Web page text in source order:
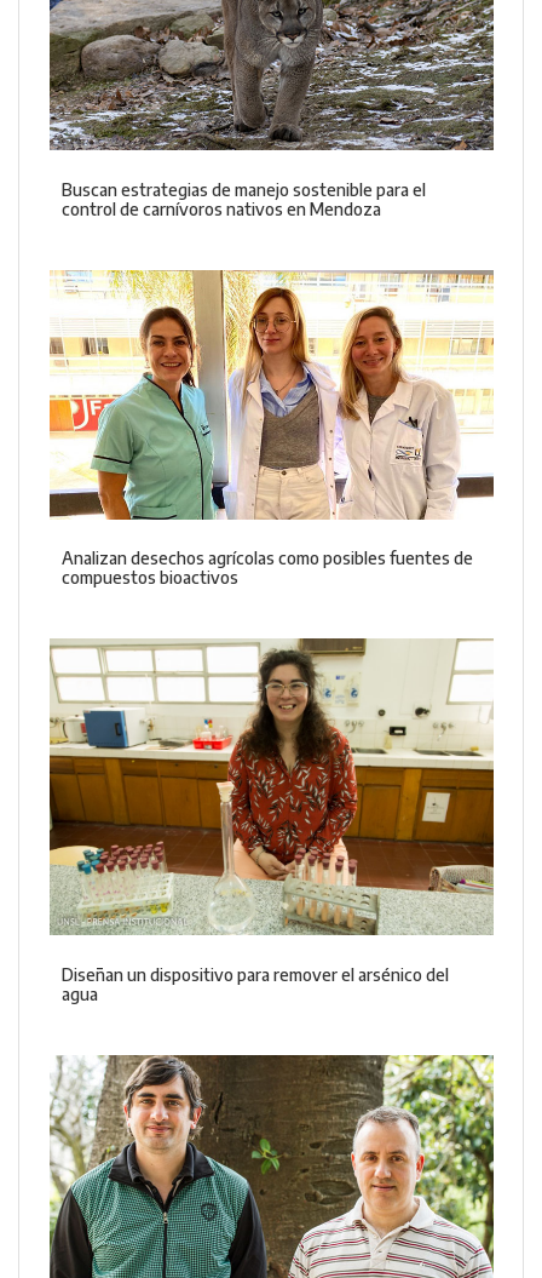
Buscan estrategias de manejo sostenible para el
control de carnívoros nativos en Mendoza
Analizan desechos agrícolas como posibles fuentes de
compuestos bioactivos
Diseñan un dispositivo para remover el arsénico del
agua